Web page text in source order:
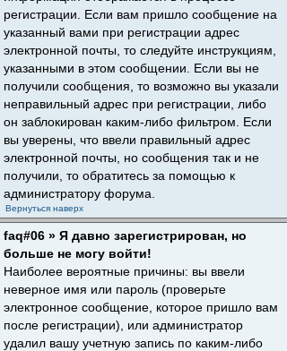
регистрации. Если вам пришло сообщение на
указанный вами при регистрации адрес
электронной почты, то следуйте инструкциям,
указанными в этом сообщении. Если вы не
получили сообщения, то возможно вы указали
неправильный адрес при регистрации, либо
он заблокирован каким-либо фильтром. Если
вы уверены, что ввели правильный адрес
электронной почты, но сообщения так и не
получили, то обратитесь за помощью к
администратору форума.
Вернуться наверх
faq#06 » Я давно зарегистрирован, но
больше не могу войти!
Наиболее вероятные причины: вы ввели
неверное имя или пароль (проверьте
электронное сообщение, которое пришло вам
после регистрации), или администратор
удалил вашу учетную запись по каким-либо